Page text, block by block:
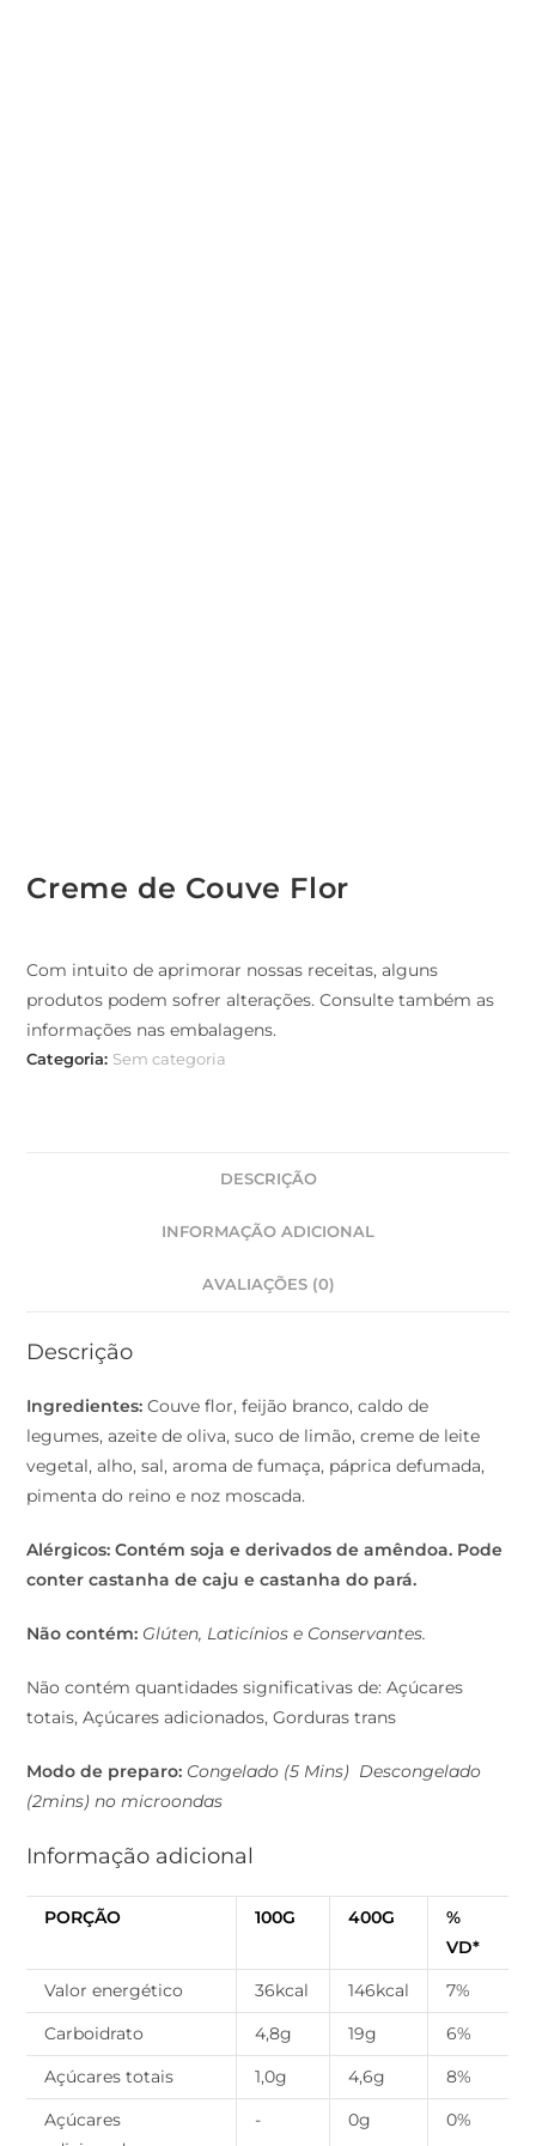
Creme de Couve Flor
Com intuito de aprimorar nossas receitas, alguns
produtos podem sofrer alterações. Consulte também as
informações nas embalagens.
Categoria: Sem categoria
DESCRIÇÃO
INFORMAÇÃO ADICIONAL
AVALIAÇÕES (0)
Descrição
Ingredientes:Couve flor, feijão branco, caldo de
legumes, azeite de oliva, suco de limão, creme de leite
vegetal, alho, sal, aroma de fumaça, páprica defumada,
pimenta do reino e noz moscada.
Alérgicos: Contém soja e derivados de amêndoa. Pode
conter castanha de caju e castanha do pará.
Não contém: Glúten, Laticínios e Conservantes.
Não contém quantidades significativas de: Açúcares
totais, Açúcares adicionados, Gorduras trans
Modo de preparo: Congelado (5 Mins) Descongelado
(2mins) no microondas
Informação adicional
PORÇÃO 100G 400G
%
VD*
Valor energético
36kcal 146kcal
7%
Carboidrato
4,8g 19g
6%
Açúcares totais
1,0g 4,6g
8%
Açúcares
- 0g 0%